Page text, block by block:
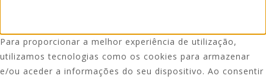
Para proporcionar a melhor experiência de utilização,
utilizamos tecnologias como os cookies para armazenar
e/ou aceder a informações do seu dispositivo. Ao consentir